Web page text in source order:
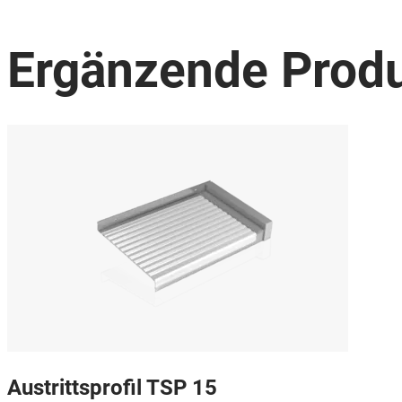
Ergänzende
Austrittsprofil TSP 15